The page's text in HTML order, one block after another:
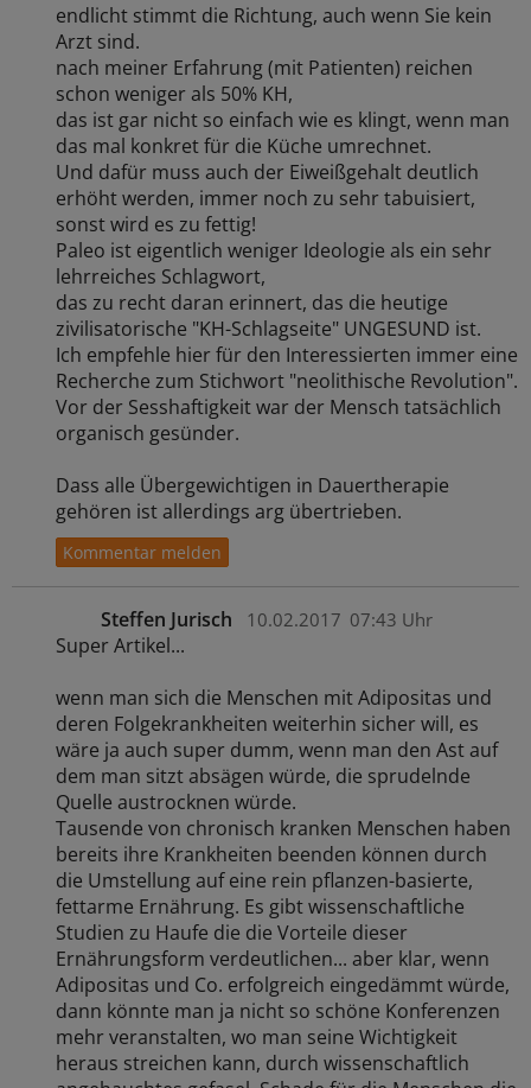
endlicht stimmt die Richtung, auch wenn Sie kein
Arzt sind.
nach meiner Erfahrung (mit Patienten) reichen
schon weniger als 50% KH,
das ist gar nicht so einfach wie es klingt, wenn man
das mal konkret für die Küche umrechnet.
Und dafür muss auch der Eiweißgehalt deutlich
erhöht werden, immer noch zu sehr tabuisiert,
sonst wird es zu fettig!
Paleo ist eigentlich weniger Ideologie als ein sehr
lehrreiches Schlagwort,
das zu recht daran erinnert, das die heutige
zivilisatorische "KH-Schlagseite" UNGESUND ist.
Ich empfehle hier für den Interessierten immer eine
Recherche zum Stichwort "neolithische Revolution".
Vor der Sesshaftigkeit war der Mensch tatsächlich
organisch gesünder.
Dass alle Übergewichtigen in Dauertherapie
gehören ist allerdings arg übertrieben.
Steffen Jurisch 10.02.2017 07:43 Uhr
Super Artikel...
wenn man sich die Menschen mit Adipositas und
deren Folgekrankheiten weiterhin sicher will, es
wäre ja auch super dumm, wenn man den Ast auf
dem man sitzt absägen würde, die sprudelnde
Quelle austrocknen würde.
Tausende von chronisch kranken Menschen haben
bereits ihre Krankheiten beenden können durch
die Umstellung auf eine rein pflanzen-basierte,
fettarme Ernährung. Es gibt wissenschaftliche
Studien zu Haufe die die Vorteile dieser
Ernährungsform verdeutlichen... aber klar, wenn
Adipositas und Co. erfolgreich eingedämmt würde,
dann könnte man ja nicht so schöne Konferenzen
mehr veranstalten, wo man seine Wichtigkeit
heraus streichen kann, durch wissenschaftlich